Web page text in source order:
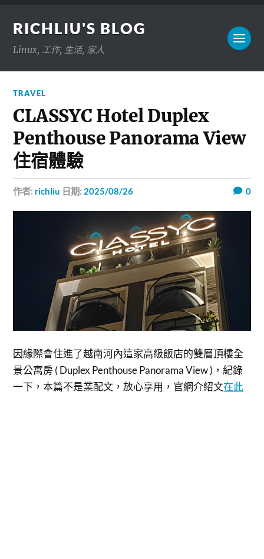
RICHLIU'S BLOG
Linux, 工作, 生活, 家人
TRAVEL
CLASSYC Hotel Duplex
Penthouse Panorama View
住宿體驗
作者: richliu 日期: 2025/08/26 0
因緣際會住進了越南河內這家高級飯店的雙層頂樓全
景公寓房 ( Duplex Penthouse Panorama View )，紀錄
一下，本篇不是業配文，放心享用，官網介紹文在此